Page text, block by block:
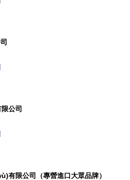
公司
有限公司（專營進口大眾品牌）